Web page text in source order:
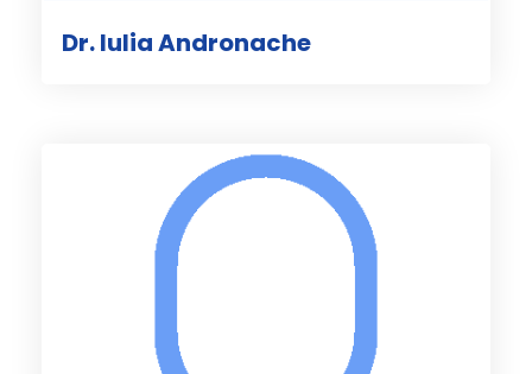
Dr. Iulia Andronache